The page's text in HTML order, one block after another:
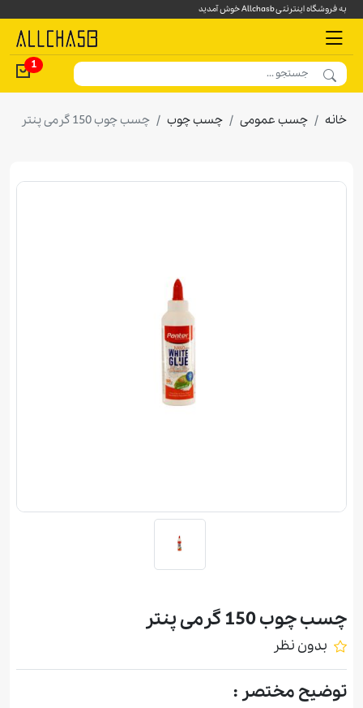
به فروشگاه اینترنتی Allchasb خوش آمدید
1
خانه چسب عمومی چسب چوب چسب چوب 150 گرمی پنتر
چسب چوب 150 گرمی پنتر
بدون نظر
توضیح مختصر :